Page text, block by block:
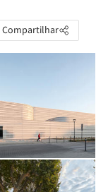
Compartilhar